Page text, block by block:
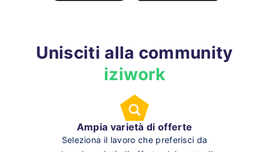
Unisciti alla community
iziwork
Ampia varietà di offerte
Seleziona il lavoro che preferisci da